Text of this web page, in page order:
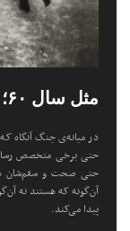
مثل سال ۶۰؛ مزدوری، توهم، ترور
در میانه‌ی جنگ آنگاه
حتی برخی متخصص
حتی صحت و سقم‌شان
آن‌گونه که هستند نه
پیدا می‌کند.